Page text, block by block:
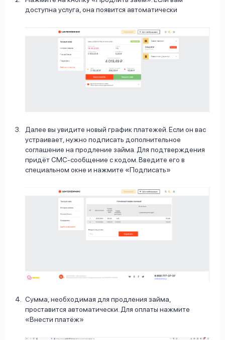
доступна услуга, она появится автоматически
Далее вы увидите новый график платежей. Если он вас
устраивает, нужно подписать дополнительное
соглашение на продление займа. Для подтверждения
придёт СМС-сообщение с кодом. Введите его в
специальном окне и нажмите «Подписать»
Сумма, необходимая для продления займа,
проставится автоматически. Для оплаты нажмите
«Внести платёж»